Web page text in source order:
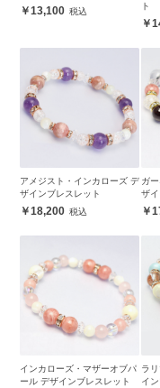
13,100
ト
アメジスト・インカローズ デ
ザインブレスレット
18,200
ガ
ザ
インカローズ・マザーオブパ
ール デザインブレスレット
ラ
イ